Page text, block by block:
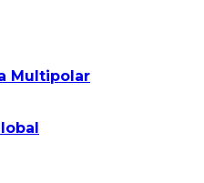
Multipolar